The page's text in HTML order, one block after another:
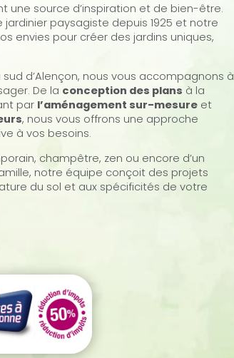
une source d’inspiration et de bien-être.
paysagiste depuis 1925 et notre
envies pour créer des jardins uniques,
d’Alençon, nous vous accompagnons à
De la conception des plans à la
par l’aménagement sur-mesureet
, nous vous offrons une approche
à vos besoins.
champêtre, zen ou encore d’un
notre équipe conçoit des projets
du sol et aux spécificités de votre